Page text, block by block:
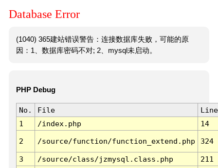
Database Error
(1040) 365建站错误警告：连接数据库失败，可能的原
因：1、数据库密码不对; 2、mysql未启动。
PHP Debug
No. File
Line
1
/index.php 14
2 /source/function/function_extend.php 324
3 /source/class/jzmysql.class.php
211